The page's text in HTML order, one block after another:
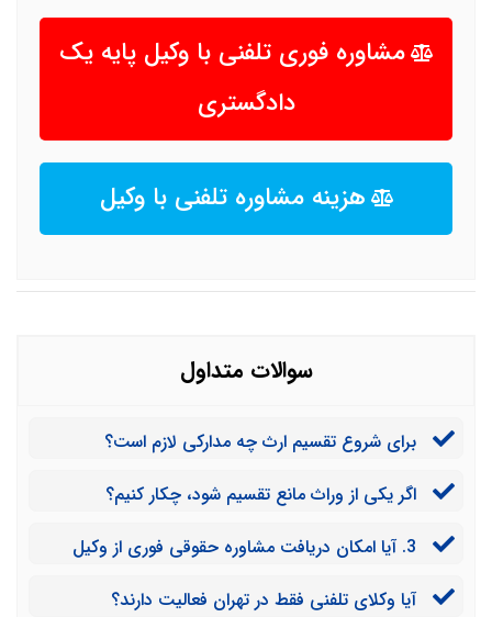
مشاوره فوری تلفنی با وکیل پایه یک
دادگستری
هزینه مشاوره تلفنی با وکیل
سوالات متداول
برای شروع تقسیم ارث چه مدارکی لازم است؟
اگر یکی از وراث مانع تقسیم شود، چکار کنیم؟
3. آیا امکان دریافت مشاوره حقوقی فوری از وکیل
آیا وکلای تلفنی فقط در تهران فعالیت دارند؟